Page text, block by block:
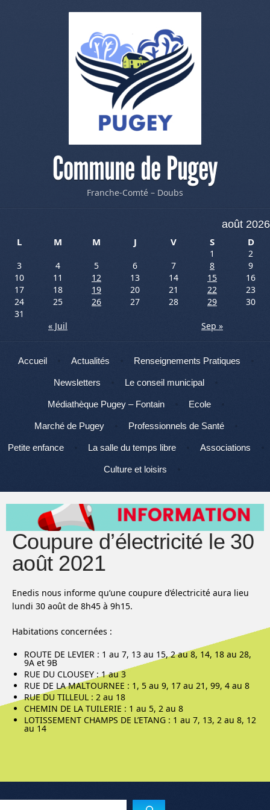
Commune de Pugey
Franche-Comté – Doubs
août 2026
L
M M J V S D
1
2
3
4 5 6 7 8
9
10
11 12 13 14 15
16
17
18 19 20 21 22
23
24
25 26 27 28 29
30
31
« Juil
Sep »
Menu
Aller au contenu
Accueil Actualités Renseignements Pratiques
Newsletters Le conseil municipal
Médiathèque Pugey – Fontain Ecole
Marché de Pugey Professionnels de Santé
Petite enfance La salle du temps libre Associations
Culture et loisirs
Coupure d’électricité le 30
août 2021
Enedis nous informe qu’une coupure d’électricité aura lieu
lundi 30 août de 8h45 à 9h15.
Habitations concernées :
ROUTE DE LEVIER : 1 au 7, 13 au 15, 2 au 8, 14, 18 au 28,
9A et 9B
RUE DU CLOUSEY : 1 au 3
RUE DE LA MALTOURNEE : 1, 5 au 9, 17 au 21, 99, 4 au 8
RUE DU TILLEUL : 2 au 18
CHEMIN DE LA TUILERIE : 1 au 5, 2 au 8
LOTISSEMENT CHAMPS DE L’ETANG : 1 au 7, 13, 2 au 8, 12
au 14
Menu de l'article